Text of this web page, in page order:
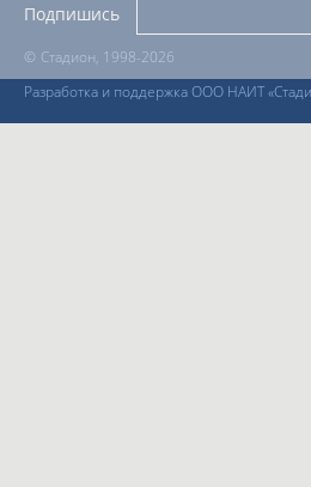
© Стадион, 1998-2026
Разработка и поддержка ООО НАИТ
Подпишись